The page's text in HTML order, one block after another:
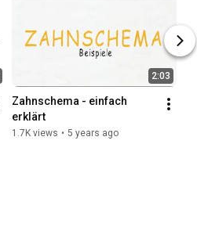
2:03
Zahnschema - einfach
erklärt
1.7K views • 5 years ago